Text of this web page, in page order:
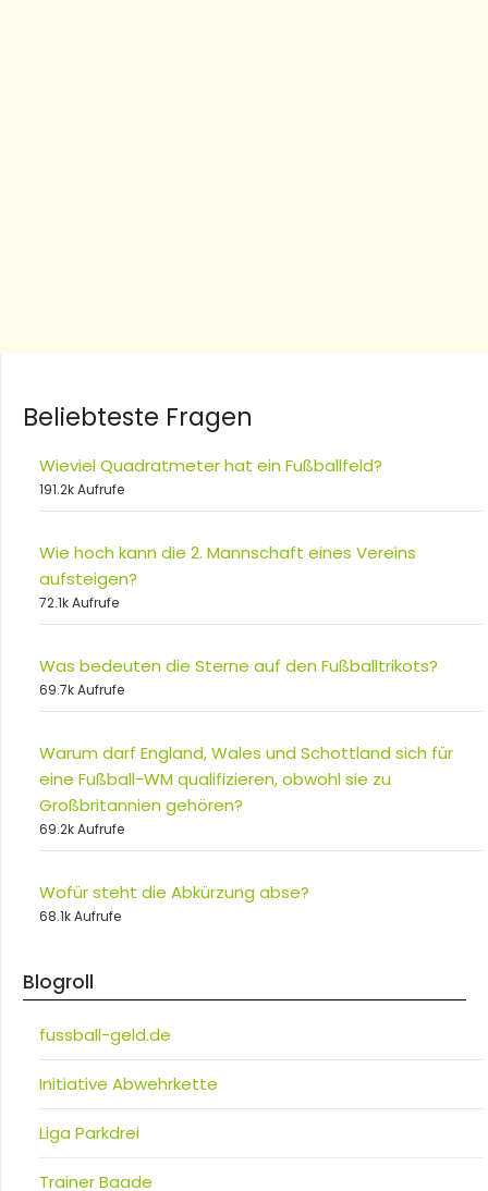
Beliebteste Fragen
Wieviel Quadratmeter hat ein Fußballfeld?
191.2k Aufrufe
Wie hoch kann die 2. Mannschaft eines Vereins
aufsteigen?
72.1k Aufrufe
Was bedeuten die Sterne auf den Fußballtrikots?
69.7k Aufrufe
Warum darf England, Wales und Schottland sich für
eine Fußball-WM qualifizieren, obwohl sie zu
Großbritannien gehören?
69.2k Aufrufe
Wofür steht die Abkürzung abse?
68.1k Aufrufe
Blogroll
fussball-geld.de
Initiative Abwehrkette
Liga Parkdrei
Trainer Baade